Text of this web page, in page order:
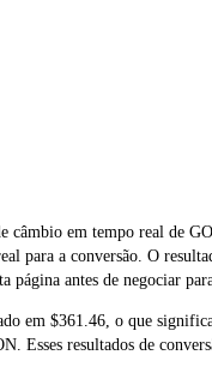
câmbio em tempo real de
para a conversão. O
página antes de negociar
em $361.46, o que
Esses resultados de